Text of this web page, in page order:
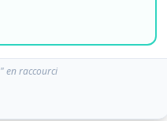
en raccourci